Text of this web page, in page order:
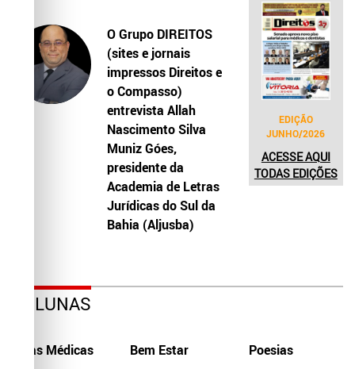
O Grupo DIREITOS
(sites e jornais
impressos Direitos e
o Compasso)
entrevista Allah
Nascimento Silva
Muniz Góes,
presidente da
Academia de Letras
Jurídicas do Sul da
Bahia (Aljusba)
EDIÇÃO
JUNHO/2026
ACESSE AQUI
TODAS EDIÇÕES
COLUNAS
Dicas Médicas Bem Estar Poesias